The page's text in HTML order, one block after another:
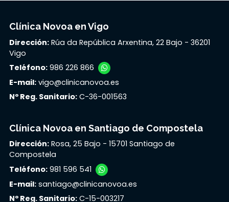
Clínica Novoa en Vigo
Dirección: Rúa da República Arxentina, 22 Bajo - 36201
Vigo
Teléfono: 986 226 866
E-mail: vigo@clinicanovoa.es
Nº Reg. Sanitario: C-36-001563
Clínica Novoa en Santiago de Compostela
Dirección: Rosa, 25 Bajo - 15701 Santiago de
Compostela
Teléfono: 981 596 541
E-mail: santiago@clinicanovoa.es
Nº Reg. Sanitario: C-15-003217